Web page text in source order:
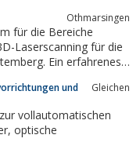
Othmarsingen
für die Bereiche
und
Gleichen
vollautomatischen